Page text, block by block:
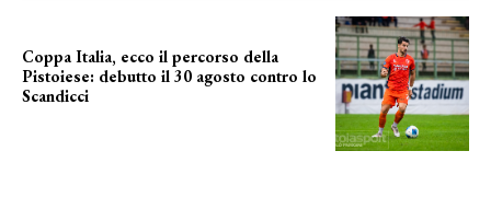
Coppa Italia, ecco il percorso della
Pistoiese: debutto il 30 agosto contro lo
Scandicci